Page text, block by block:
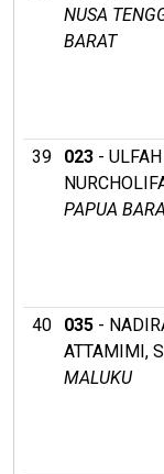
NUSA
BARAT
39
023 - ULFAH
PAPUA
40
035 -
ATTAMIMI,
MALUKU